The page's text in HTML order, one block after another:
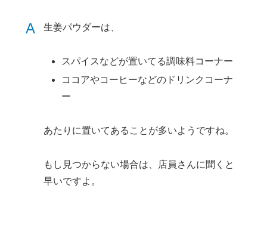
A 生姜パウダーは、
スパイスなどが置いてる調味料コーナー
ココアやコーヒーなどのドリンクコーナ
ー
あたりに置いてあることが多いようですね。
もし見つからない場合は、店員さんに聞くと
早いですよ。